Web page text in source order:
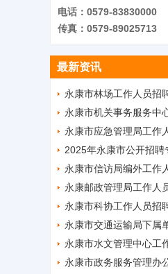
电话：0579-83830000
传真：0579-89025713
最新资讯
永康市林场工作人员招
永康市机关事务服务中
永康市应急管理局工作
2025年永康市公开招
永康市信访局编外工作
永康邮政管理局工作人
永康市科协工作人员招
永康市交通运输局下属
章
永康市水文管理中心工
永康市政务服务管理办